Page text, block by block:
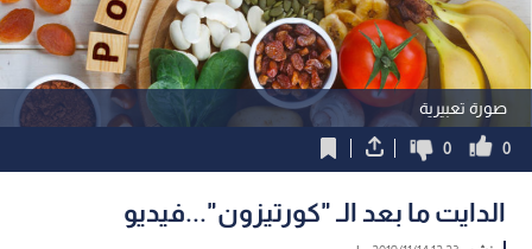
صورة تعبيرية
0
0
الدايت ما بعد الـ "كورتيزون"...فيديو